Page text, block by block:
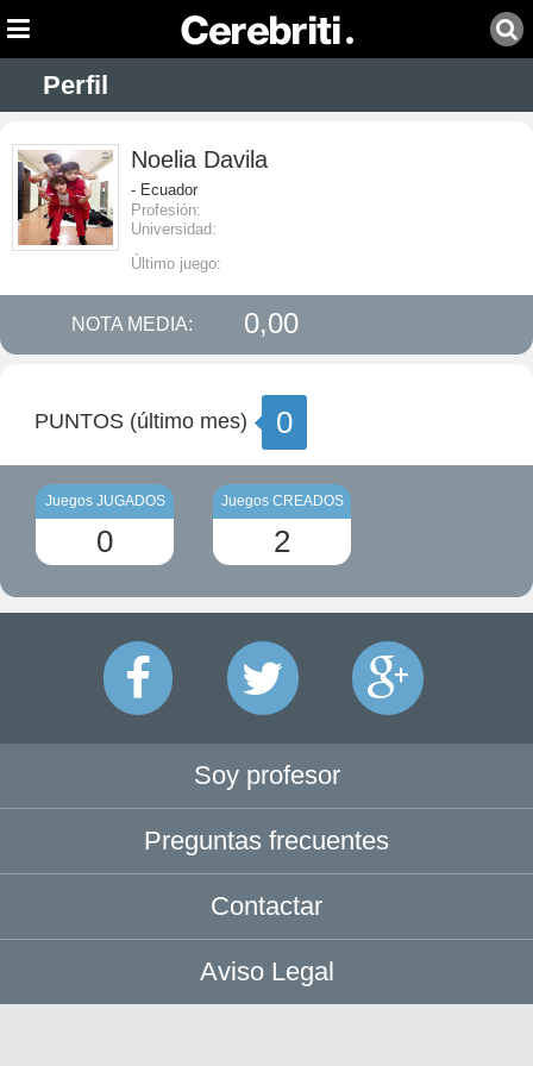
Perfil
Noelia Davila
- Ecuador
Profesión:
Universidad:
Último juego:
NOTA MEDIA: 0,00
PUNTOS (último mes) 0
Juegos JUGADOS
0
Juegos CREADOS
2
Soy profesor
Preguntas frecuentes
Contactar
Aviso Legal